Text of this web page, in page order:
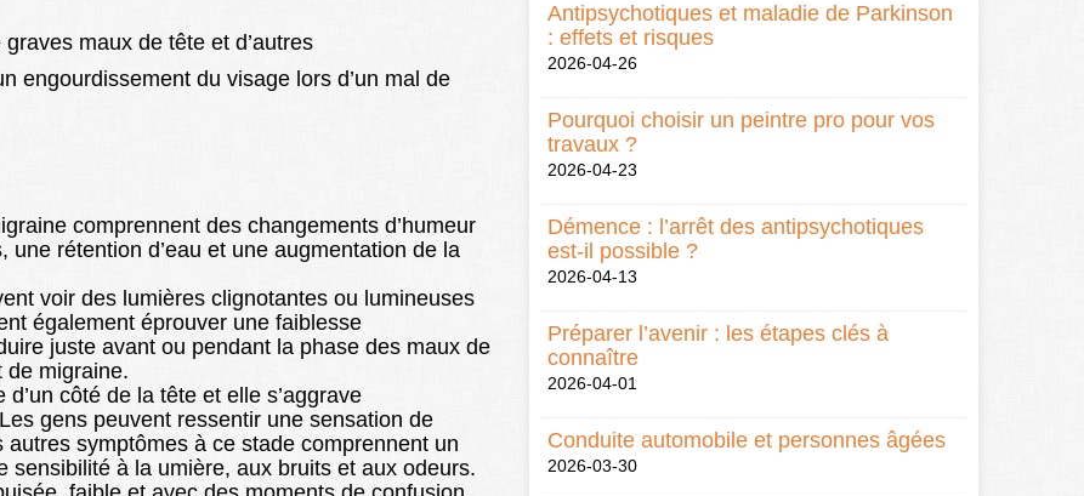
maux de tête et d’autres
engourdissement du visage lors d’un mal de
comprennent des changements d’humeur
rétention d’eau et une augmentation de la
voir des lumières clignotantes ou lumineuses
également éprouver une faiblesse
juste avant ou pendant la phase des maux de
de migraine.
côté de la tête et elle s’aggrave
gens peuvent ressentir une sensation de
symptômes à ce stade comprennent un
à la umière, aux bruits et aux odeurs.
Antipsychotiques et maladie de Parkinson
: effets et risques
2026-04-26
Pourquoi choisir un peintre pro pour vos
travaux ?
2026-04-23
Démence : l’arrêt des antipsychotiques
est-il possible ?
2026-04-13
Préparer l’avenir : les étapes clés à
connaître
2026-04-01
Conduite automobile et personnes âgées
2026-03-30